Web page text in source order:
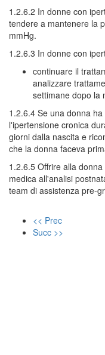
1.2.6.2 In donne con
tendere a mantenere la
mmHg.
1.2.6.3 In donne con
continuare il
analizzare
settimane dopo la
1.2.6.4 Se una donna
l'ipertensione cronica
giorni dalla nascita e
che la donna faceva
1.2.6.5 Offrire alla
medica all'analisi
team di assistenza pre-
<< Prec
Succ >>